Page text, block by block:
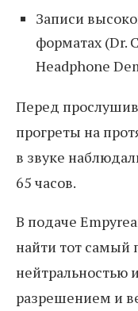
Записи
форматах (Dr.
Headphone
Перед
прогреты на
в звуке
65 часов.
В подаче
найти тот самый
нейтральностью
разрешением и